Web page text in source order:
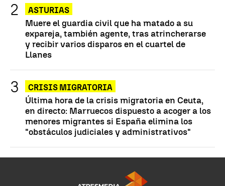
ASTURIAS
Muere el guardia civil que ha matado a su
expareja, también agente, tras atrincherarse
y recibir varios disparos en el cuartel de
Llanes
CRISIS MIGRATORIA
Última hora de la crisis migratoria en Ceuta,
en directo: Marruecos dispuesto a acoger a los
menores migrantes si España elimina los
"obstáculos judiciales y administrativos"